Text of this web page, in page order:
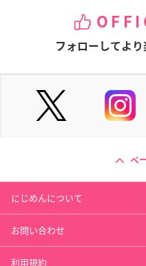
フォローしてより
ペ
にじめんについて
お問い合わせ
利用規約